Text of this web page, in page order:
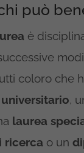
può
è
coloro che
,
laurea
ricerca o un